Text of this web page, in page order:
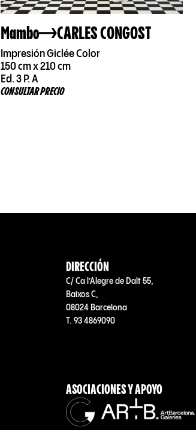
Mambo CARLES CONGOST
Impresión Giclée Color
150 cm x 210 cm
Ed. 3 P. A
CONSULTAR PRECIO
DIRECCIÓN
C/ Ca l’Alegre de Dalt 55,
Baixos C,
08024 Barcelona
T. 93 4869090
ASOCIACIONES Y APOYO